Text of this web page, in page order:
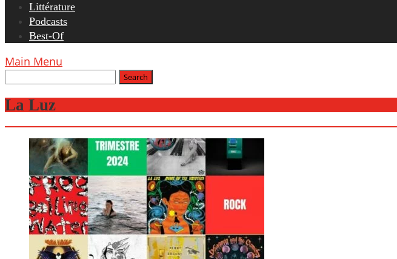
Littérature
Podcasts
Best-Of
Main Menu
La Luz